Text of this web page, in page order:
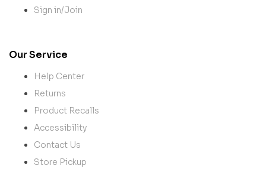
Sign in/Join
Our Service
Help Center
Returns
Product Recalls
Accessibility
Contact Us
Store Pickup